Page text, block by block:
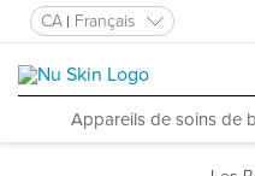
CA Français
Appareils de soins de